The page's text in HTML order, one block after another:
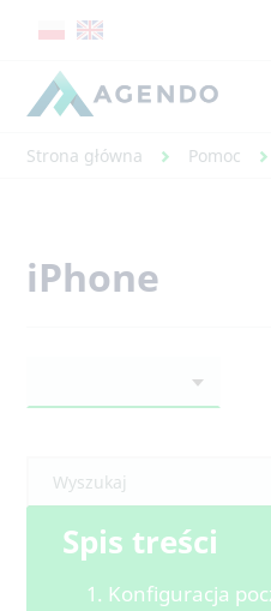
Strona główna Pomoc
iPhone
Spis treści
1. Konfiguracja